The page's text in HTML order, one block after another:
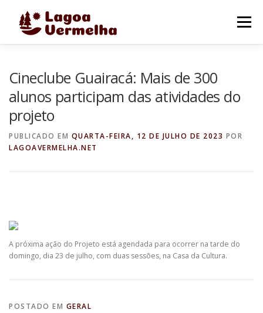
Menu
FALE CONOSCO
Cineclube Guairacá: Mais de 300
alunos participam das atividades do
projeto
PUBLICADO EM QUARTA-FEIRA, 12 DE JULHO DE 2023 POR
LAGOAVERMELHA.NET
A próxima ação do Projeto está agendada para ocorrer na tarde do
domingo, dia 23 de julho, com duas sessões, na Casa da Cultura.
POSTADO EM GERAL